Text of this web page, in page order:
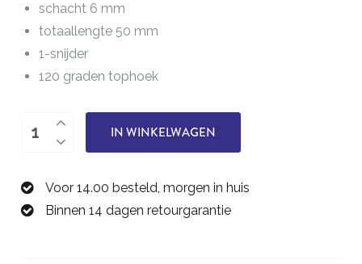
schacht 6 mm
totaallengte 50 mm
1-snijder
120 graden tophoek
Graveerfrees
0068287
aantal
IN WINKELWAGEN
Voor 14.00 besteld, morgen in huis
Binnen 14 dagen retourgarantie